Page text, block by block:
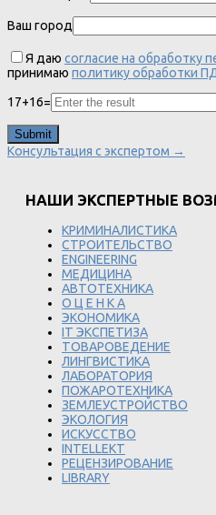
Ваш город
Я даю согласие на обработку
принимаю политику обработки
17+16=
Консультация с экспертом →
НАШИ ЭКСПЕРТНЫЕ
КРИМИНАЛИСТИКА
СТРОИТЕЛЬСТВО
ENGINEERING
МЕДИЦИНА
АВТОТЕХНИКА
О Ц Е Н К А
ЭКОНОМИКА
IT ЭКСПЕТИЗА
ТОВАРОВЕДЕНИЕ
ЛИНГВИСТИКА
ЛАБОРАТОРИЯ
ПОЖАРОТЕХНИКА
ЗЕМЛЕУСТРОЙСТВО
ЭКОЛОГИЯ
ИСКУССТВО
INTELLEKT
РЕЦЕНЗИРОВАНИЕ
LIBRARY